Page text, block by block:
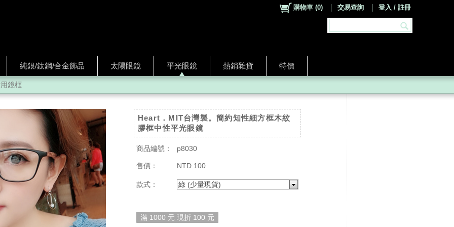
純銀/鈦鋼/合金飾品 太陽眼鏡 平光眼鏡 熱銷雜貨 特價
購物車 (0) 交易查詢 登入 / 註冊
鏡框
Heart．MIT台灣製。簡約知性細方框木紋
膠框中性平光眼鏡
商品編號： p8030
售價： NTD 100
款式： 綠 (少量現貨)
滿 1000 元 現折 100 元